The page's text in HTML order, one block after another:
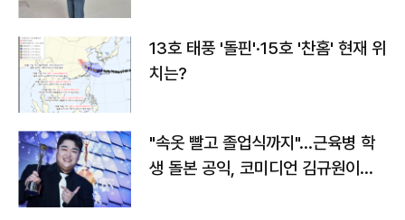
13호 태풍 '돌핀'·15호 '찬홈' 현재 위
치는?
"속옷 빨고 졸업식까지"…근육병 학
생 돌본 공익, 코미디언 김규원이었